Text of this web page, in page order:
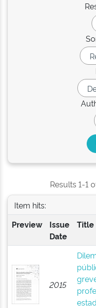
Results 1-1
Item hits:
Preview
Issue
Date
Title
2015